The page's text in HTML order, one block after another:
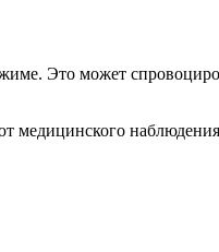
Это может
медицинского